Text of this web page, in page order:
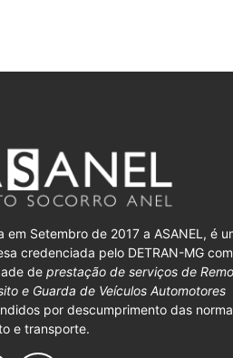
em Setembro de 2017 a ASANEL, é
credenciada pelo DETRAN-MG
de prestação de serviços de
e Guarda de Veículos Automotores
por descumprimento das
e transporte.